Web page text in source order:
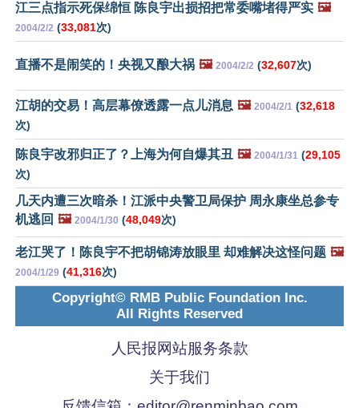
江三点指示死保绵恒 陈良宇出损招把常委嘴堵得严实 🖼️
2004/2/2 (33,081次)
直播不是闹笑的！央视又酿大祸 🖼️ 2004/2/2 (32,607次)
江胡的交易！高层幕僚透露一点儿消息 🖼️ 2004/2/1 (32,618
次)
陈良宇改邪归正了？上海为何自爆其丑 🖼️ 2004/1/31 (29,105
次)
几天内遭三次暗杀！江派中央警卫局保护 周永康坐总参专
机逃回 🖼️ 2004/1/30 (48,049次)
老江哭了！陈良宇不把胡锦涛放眼里 却难解决这怪问题 🖼️
2004/1/29 (41,316次)
Copyright© RMB Public Foundation Inc.
All Rights Reserved
人民报网站服务条款
关于我们